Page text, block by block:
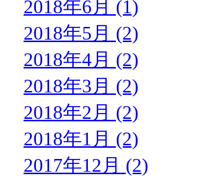
2018年6月 (1)
2018年5月 (2)
2018年4月 (2)
2018年3月 (2)
2018年2月 (2)
2018年1月 (2)
2017年12月 (2)